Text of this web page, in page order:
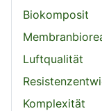
Biokomposit
Luftqualität
Komplexität